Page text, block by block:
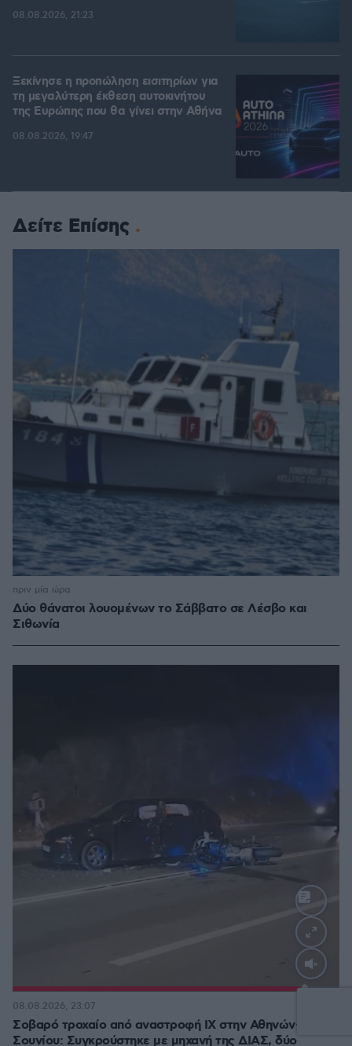
08.08.2026, 21:23
Ξεκίνησε η προπώληση εισιτηρίων για
τη μεγαλύτερη έκθεση αυτοκινήτου
της Ευρώπης που θα γίνει στην Αθήνα
08.08.2026, 19:47
Δείτε Επίσης
Δύο θάνατοι λουομένων το Σάββατο σε Λέσβο και
Σιθωνία
πριν μία ώρα
Loaded:
Σοβαρό τροχαίο από αναστροφή ΙΧ στην Αθηνών-
Σουνίου: Συγκρούστηκε με μηχανή της ΔΙΑΣ, δύο
08.08.2026, 23:07